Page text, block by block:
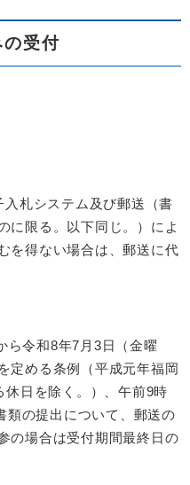
受付
札システム及び郵送（書
に限る。以下同じ。）によ
を得ない場合は、郵送に代
令和8年7月3日（金曜
定める条例（平成元年福岡
日を除く。）、午前9時
類の提出について、郵送の
の場合は受付期間最終日の